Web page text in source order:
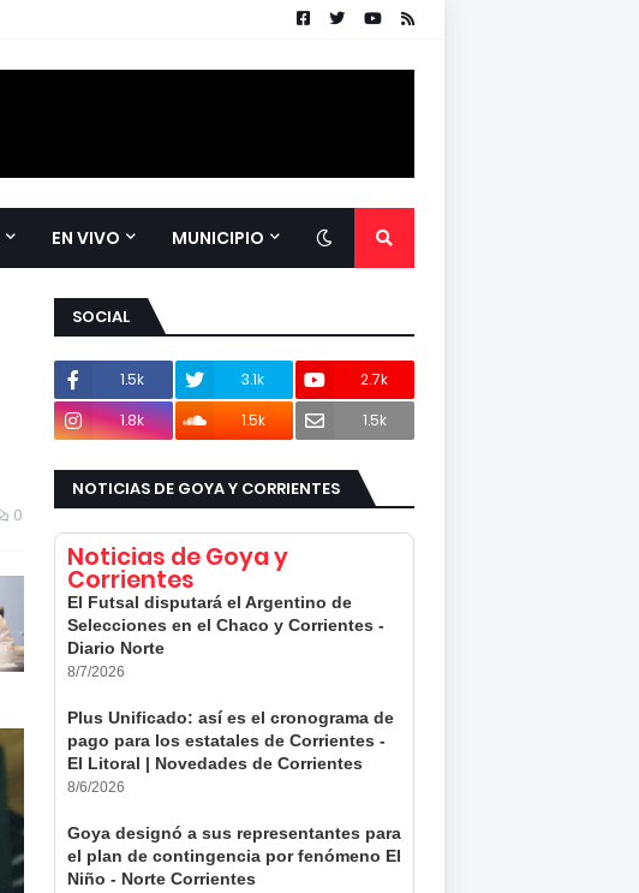
EN VIVO MUNICIPIO
0
SOCIAL
1.5k 3.1k
2.7k
1.8k
1.5k 1.5k
NOTICIAS DE GOYA Y CORRIENTES
Noticias de Goya y
Corrientes
El Futsal disputará el Argentino de
Selecciones en el Chaco y Corrientes -
Diario Norte
8/7/2026
Plus Unificado: así es el cronograma de
pago para los estatales de Corrientes -
El Litoral | Novedades de Corrientes
8/6/2026
Goya designó a sus representantes para
el plan de contingencia por fenómeno El
Niño - Norte Corrientes